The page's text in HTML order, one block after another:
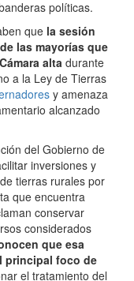
políticas.
que la sesión
las mayorías que
altadurante
a la Ley de Tierras
y amenaza
alcanzado
del Gobierno de
inversiones y
tierras rurales por
que encuentra
conservar
considerados
que esa
principal foco de
el tratamiento del